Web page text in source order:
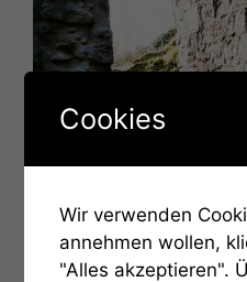
Der Ort der
Cookies
Wir verwenden
annehmen wollen,
"Alles akzeptieren".